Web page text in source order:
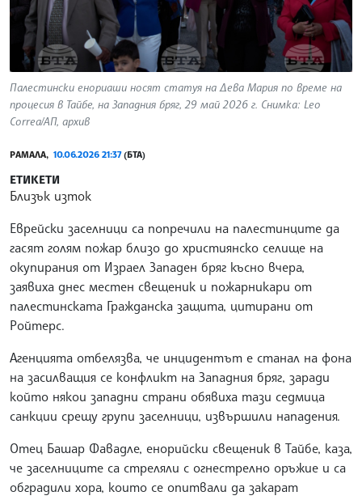
Палестински енориаши носят статуя на Дева Мария по време на
процесия в Тайбе, на Западния бряг, 29 май 2026 г. Снимка: Leo
Correa/АП, архив
РАМАЛА, 10.06.2026 21:37(БТА)
ЕТИКЕТИ
Близък изток
Еврейски заселници са попречили на палестинците да
гасят голям пожар близо до християнско селище на
окупирания от Израел Западен бряг късно вчера,
заявиха днес местен свещеник и пожарникари от
палестинската Гражданска защита, цитирани от
Ройтерс.
Агенцията отбелязва, че инцидентът е станал на фона
на засилващия се конфликт на Западния бряг, заради
който някои западни страни обявиха тази седмица
санкции срещу групи заселници, извършили нападения.
Отец Башар Фавадле, енорийски свещеник в Тайбе, каза,
че заселниците са стреляли с огнестрелно оръжие и са
обградили хора, които се опитвали да закарат